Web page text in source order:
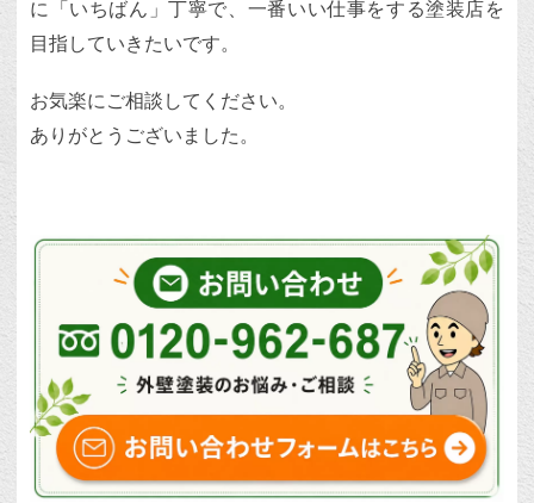
に「いちばん」丁寧で、一番いい仕事をする塗装店を
目指していきたいです。
お気楽にご相談してください。
ありがとうございました。